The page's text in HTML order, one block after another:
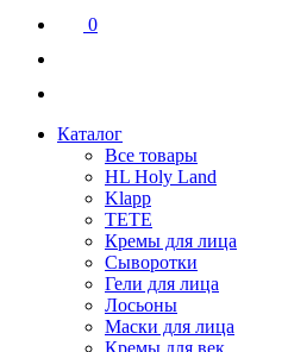
0
Каталог
Все товары
HL Holy Land
Klapp
TETE
Кремы для лица
Сыворотки
Гели для лица
Лосьоны
Маски для лица